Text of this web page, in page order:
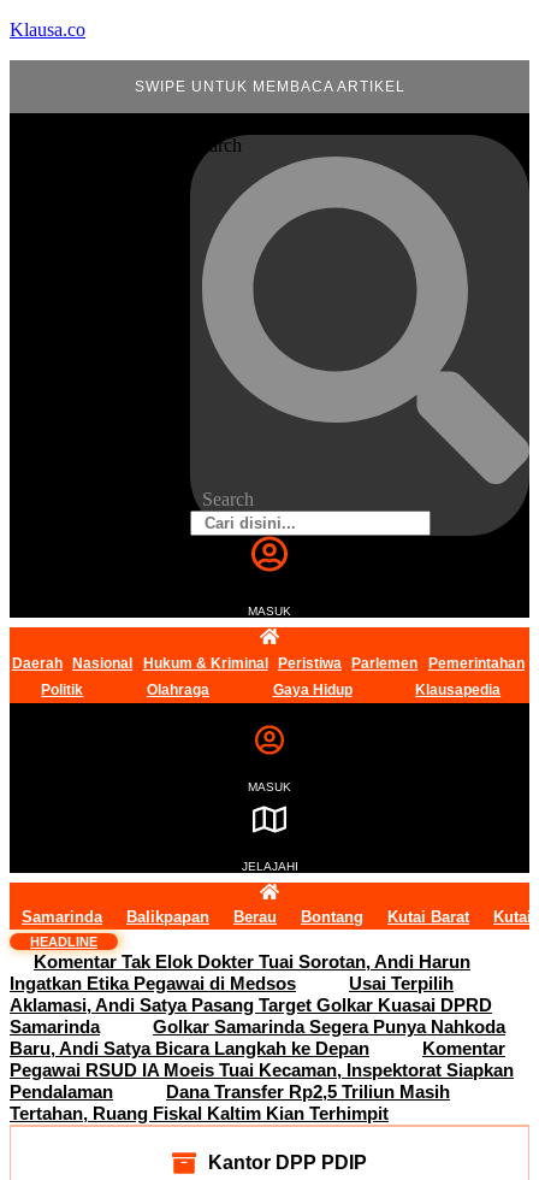
Klausa.co
SWIPE UNTUK MEMBACA ARTIKEL
Search
Search
MASUK
Daerah Nasional Hukum & Kriminal Peristiwa Parlemen
Pemerintahan
Politik
Olahraga Gaya Hidup Klausapedia
MASUK
JELAJAHI
Samarinda Balikpapan Berau Bontang Kutai Barat Kutai
HEADLINE
Komentar Tak Elok Dokter Tuai Sorotan, Andi Harun
Ingatkan Etika Pegawai di Medsos
Usai Terpilih
Aklamasi, Andi Satya Pasang Target Golkar Kuasai DPRD
Samarinda
Golkar Samarinda Segera Punya Nahkoda
Baru, Andi Satya Bicara Langkah ke Depan
Komentar
Pegawai RSUD IA Moeis Tuai Kecaman, Inspektorat Siapkan
Pendalaman
Dana Transfer Rp2,5 Triliun Masih
Tertahan, Ruang Fiskal Kaltim Kian Terhimpit
Kantor DPP PDIP